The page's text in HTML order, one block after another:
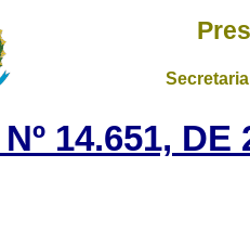
14.651,